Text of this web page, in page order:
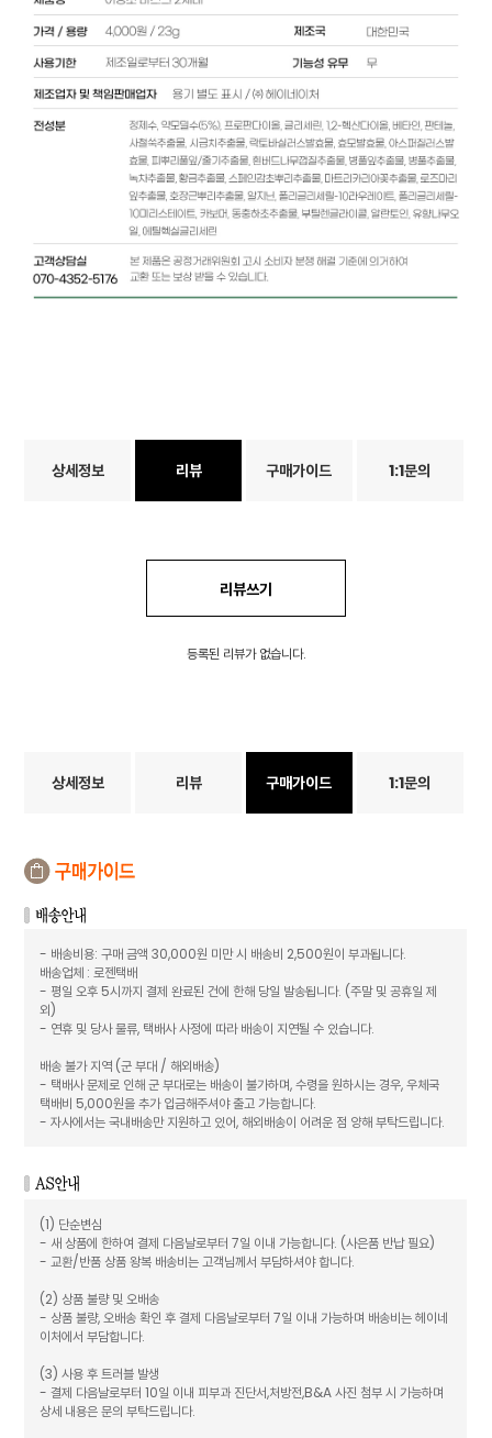
상세정보 리뷰 구매가이드 1:1문의
리뷰쓰기
등록된 리뷰가 없습니다.
상세정보 리뷰 구매가이드 1:1문의
- 배송비용: 구매 금액 30,000원 미만 시 배송비 2,500원이 부과됩니다.
배송업체 : 로젠택배
- 평일 오후 5시까지 결제 완료된 건에 한해 당일 발송됩니다. (주말 및 공휴일 제
외)
- 연휴 및 당사 물류, 택배사 사정에 따라 배송이 지연될 수 있습니다.
배송 불가 지역 (군 부대 / 해외배송)
- 택배사 문제로 인해 군 부대로는 배송이 불가하며, 수령을 원하시는 경우, 우체국
택배비 5,000원을 추가 입금해주셔야 출고 가능합니다.
- 자사에서는 국내배송만 지원하고 있어, 해외배송이 어려운 점 양해 부탁드립니다.
(1) 단순변심
- 새 상품에 한하여 결제 다음날로부터 7일 이내 가능합니다. (사은품 반납 필요)
- 교환/반품 상품 왕복 배송비는 고객님께서 부담하셔야 합니다.
(2) 상품 불량 및 오배송
- 상품 불량, 오배송 확인 후 결제 다음날로부터 7일 이내 가능하며 배송비는 헤이네
이처에서 부담합니다.
(3) 사용 후 트러블 발생
- 결제 다음날로부터 10일 이내 피부과 진단서,처방전,B&A 사진 첨부 시 가능하며
상세 내용은 문의 부탁드립니다.